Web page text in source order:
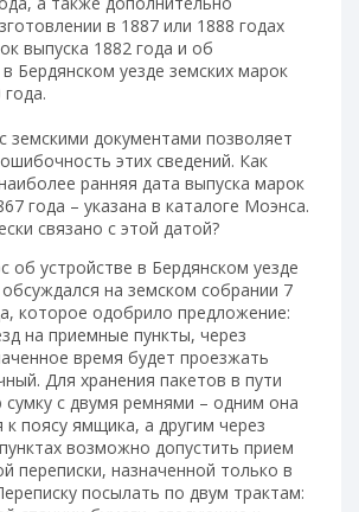
в 1887 или 1888 годах
выпуска 1882 года и об
Бердянском уезде земских марок
земскими документами позволяет
этих сведений. Как
ранняя дата выпуска марок
года – указана в каталоге Моэнса.
связано с этой датой?
об устройстве в Бердянском уезде
на земском собрании 7
которое одобрило предложение:
на приемные пункты, через
время будет проезжать
Для хранения пакетов в пути
с двумя ремнями – одним она
к поясу ямщика, а другим через
возможно допустить прием
переписки, назначенной только в
посылать по двум трактам: